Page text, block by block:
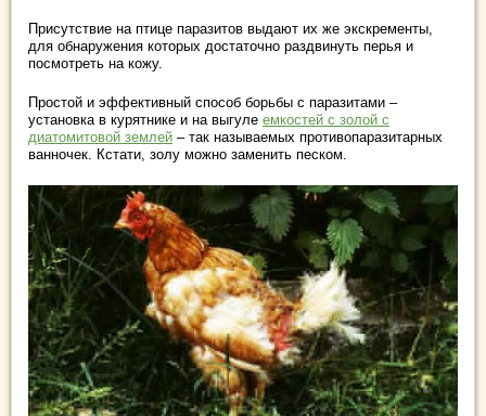
Присутствие на птице паразитов выдают их же экскременты,
для обнаружения которых достаточно раздвинуть перья и
посмотреть на кожу.
Простой и эффективный способ борьбы с паразитами –
установка в курятнике и на выгуле емкостей с золой с
диатомитовой землей – так называемых противопаразитарных
ванночек. Кстати, золу можно заменить песком.